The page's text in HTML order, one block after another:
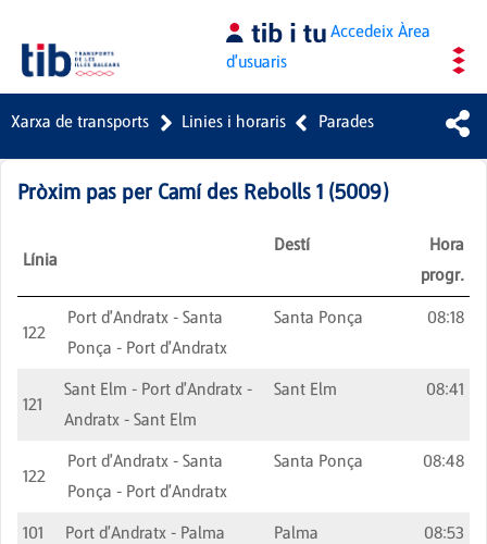
AccedeixÀrea
d'usuaris
Xarxa de transports Linies i horaris Parades
Pròxim pas per Camí des Rebolls 1 (5009)
Línia
Destí
Hora
progr.
122
Port d'Andratx - Santa
Ponça - Port d'Andratx
Santa Ponça 08:18
121
Sant Elm - Port d'Andratx -
Andratx - Sant Elm
Sant Elm 08:41
122
Port d'Andratx - Santa
Ponça - Port d'Andratx
Santa Ponça 08:48
101 Port d'Andratx - Palma Palma 08:53